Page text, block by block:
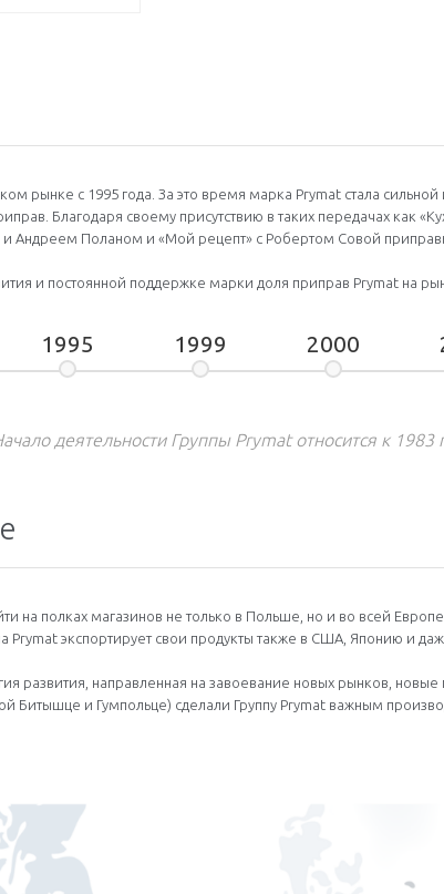
рынке с 1995 года. За это время марка Prymat стала
Благодаря своему присутствию в таких передачах как
Андреем Поланом и «Мой рецепт» с Робертом Совой
и постоянной поддержке марки доля приправ Prymat на
1995 1999 2000
деятельности Группы Prymat относится к
на полках магазинов не только в Польше, но и во всей
Prymat экспортирует свои продукты также в США, Японию и
развития, направленная на завоевание новых рынков,
Битышце и Гумпольце) сделали Группу Prymat важным